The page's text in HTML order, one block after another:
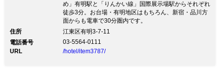
め」有明駅と「りんかい線」国際展示場駅からそれぞれ
徒歩3分。お台場・有明地区はもちろん、新宿・品川方
面からも電車で30分圏内です。
住所
江東区有明3-7-11
電話番号
03-5564-0111
URL
/hotel/item3787/